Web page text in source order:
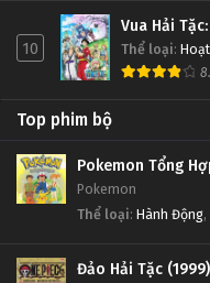
10
Vua Hải
Thể loại:
Top phim bộ
Pokemon Tổng
Pokemon
Thể loại: Hành Động,
Đảo Hải Tặc (1999)